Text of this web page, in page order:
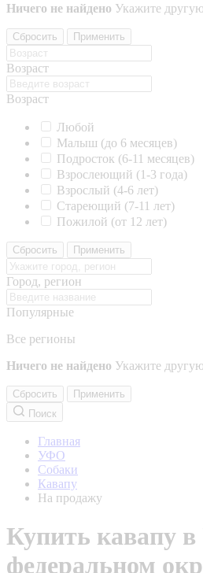
Ничего не найдено Укажите
Сбросить Применить
Возраст
Возраст
Любой
Малыш (до 6 месяцев)
Подросток (6-11 месяцев)
Взрослеющий (1-3 года)
Взрослый (4-6 лет)
Стареющий (7-11 лет)
Пожилой (от 12 лет)
Сбросить Применить
Город, регион
Популярные
Все регионы
Ничего не найдено Укажите
Сбросить
Применить
Поиск
Главная
УФО
Собаки
Кавапу
На продажу
Купить кавапу
федеральном